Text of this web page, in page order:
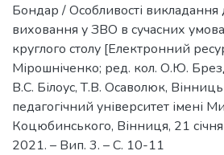
Бондар / Особливості
виховання у ЗВО в сучасних
круглого столу [Електронний
Мірошніченко; ред. кол. О.Ю.
В.С. Білоус, Т.В. Осаволюк,
педагогічний університет імені
Коцюбинського, Вінниця, 21
2021. – Вип. 3. – С. 10-11